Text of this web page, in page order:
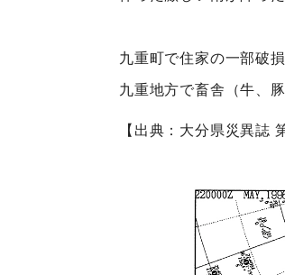
九重町で住家の一部破
九重地方で畜舎（牛、
【出典：大分県災異誌